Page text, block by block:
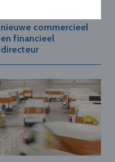
nieuwe commercieel
en financieel
directeur